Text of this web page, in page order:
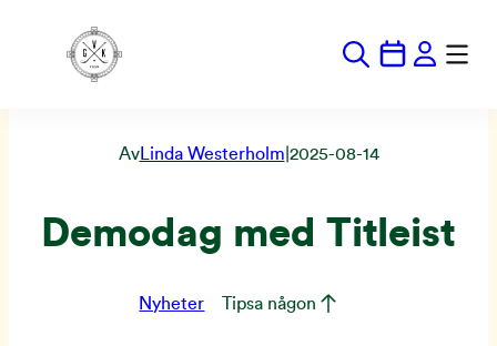
till
AvLinda Westerholm 2025-08-14
Demodag med Titleist
Nyheter Tipsa någon